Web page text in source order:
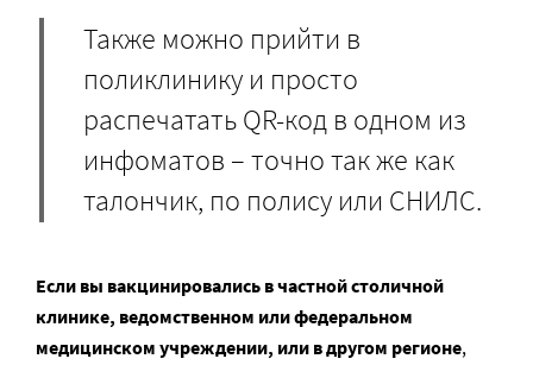
Также можно прийти в
поликлинику и просто
распечатать QR-код в одном из
инфоматов – точно так же как
талончик, по полису или СНИЛС.
Если вы вакцинировались в частной столичной
клинике, ведомственном или федеральном
медицинском учреждении, или в другом регионе,